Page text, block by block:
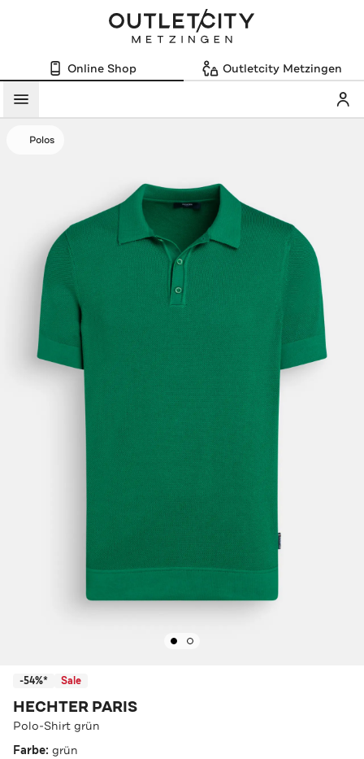
Online Shop Outletcity Metzingen
Menü
Polos
-54%* Sale
HECHTER PARIS
Polo-Shirt grün
Farbe: grün